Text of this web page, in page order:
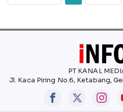
PT KANAL
Jl. Kaca Piring No.6, Ketabang,